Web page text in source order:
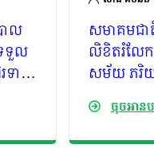
ាល
ទួល
ាន
សមាគមជាតិ
លិខិតរំលែ
សម័យ ភរិយ
រាជរដ្ឋា
ប្រឹក្សាខេ
អាណត្តិទី៣
ចុចអានប